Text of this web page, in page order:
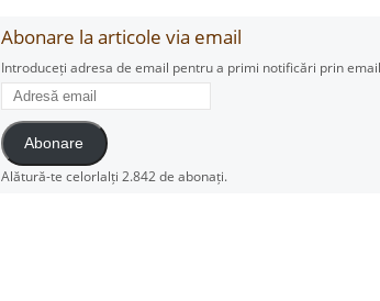
Abonare la articole via email
Introduceți adresa de email pentru a primi notificări prin
Adresă
email
Abonare
Alătură-te celorlalți 2.842 de abonați.